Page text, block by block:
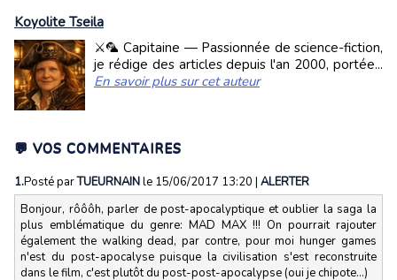
Koyolite Tseila
⚔️🦜 Capitaine — Passionnée de science-fiction,
je rédige des articles depuis l'an 2000, portée...
En savoir plus sur cet auteur
💬 VOS COMMENTAIRES
1.Posté parTUEURNAINle 15/06/2017 13:20 | ALERTER
Bonjour, rôôôh, parler de post-apocalyptique et oublier la saga la
plus emblématique du genre: MAD MAX !!! On pourrait rajouter
également the walking dead, par contre, pour moi hunger games
n'est du post-apocalyse puisque la civilisation s'est reconstruite
dans le film, c'est plutôt du post-post-apocalypse (oui je chipote...)